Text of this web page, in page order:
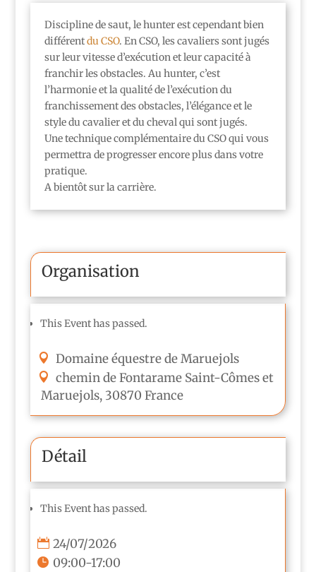
Discipline de saut, le hunter est cependant bien
différentdu CSO. En CSO, les cavaliers sont jugés
sur leur vitesse d’exécution et leur capacité à
franchir les obstacles. Au hunter, c’est
l’harmonie et la qualité de l’exécution du
franchissement des obstacles, l’élégance et le
style du cavalier et du cheval qui sont jugés.
Une technique complémentaire du CSO qui vous
permettra de progresser encore plus dans votre
pratique.
A bientôt sur la carrière.
Organisation
This Event has passed.
Domaine équestre de Maruejols
chemin de Fontarame Saint-Cômes et
Maruejols, 30870 France
Détail
This Event has passed.
24/07/2026
09:00-17:00